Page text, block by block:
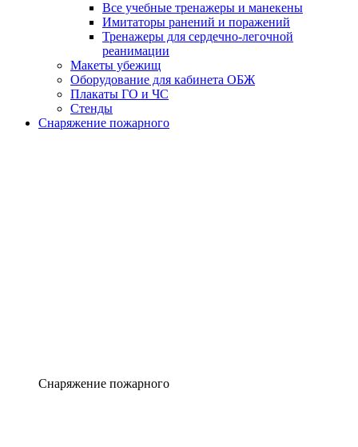
Все учебные тренажеры и манекены
Имитаторы ранений и поражений
Тренажеры для сердечно-легочной
реанимации
Макеты убежищ
Оборудование для кабинета ОБЖ
Плакаты ГО и ЧС
Стенды
Снаряжение пожарного
Снаряжение пожарного